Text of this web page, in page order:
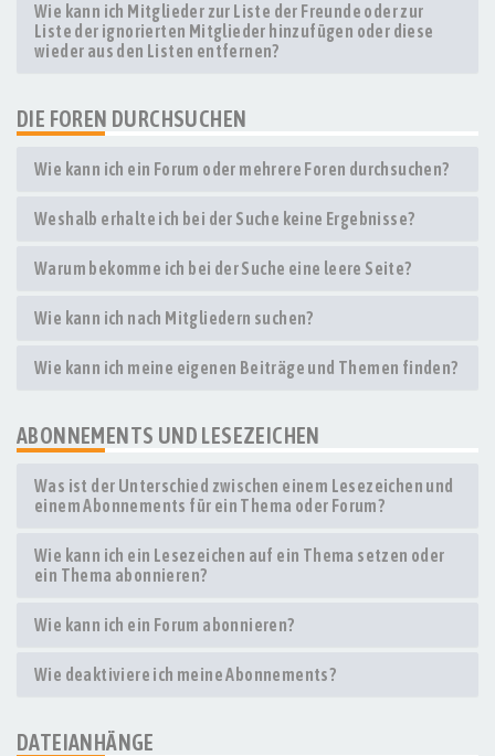
Wie kann ich Mitglieder zur Liste der Freunde oder zur
Liste der ignorierten Mitglieder hinzufügen oder diese
wieder aus den Listen entfernen?
DIE FOREN DURCHSUCHEN
Wie kann ich ein Forum oder mehrere Foren durchsuchen?
Weshalb erhalte ich bei der Suche keine Ergebnisse?
Warum bekomme ich bei der Suche eine leere Seite?
Wie kann ich nach Mitgliedern suchen?
Wie kann ich meine eigenen Beiträge und Themen finden?
ABONNEMENTS UND LESEZEICHEN
Was ist der Unterschied zwischen einem Lesezeichen und
einem Abonnements für ein Thema oder Forum?
Wie kann ich ein Lesezeichen auf ein Thema setzen oder
ein Thema abonnieren?
Wie kann ich ein Forum abonnieren?
Wie deaktiviere ich meine Abonnements?
DATEIANHÄNGE